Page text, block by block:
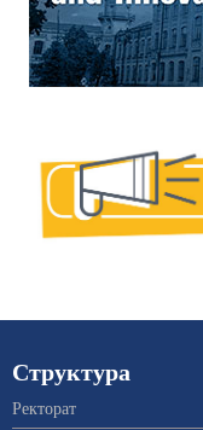
Структура
Ректорат